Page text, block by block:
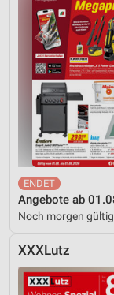
Angebote ab
Noch morgen gültig
XXXLutz